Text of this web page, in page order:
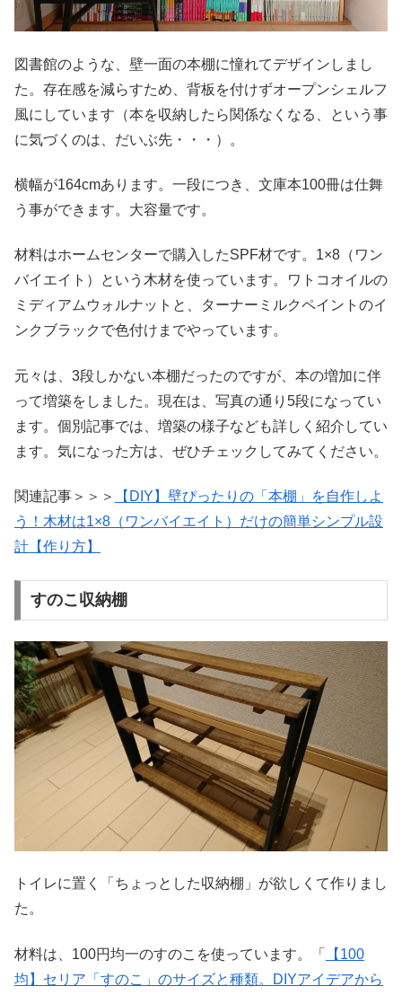
図書館のような、壁一面の本棚に憧れてデザインしまし
た。存在感を減らすため、背板を付けずオープンシェルフ
風にしています（本を収納したら関係なくなる、という事
に気づくのは、だいぶ先・・・）。
横幅が164cmあります。一段につき、文庫本100冊は仕舞
う事ができます。大容量です。
材料はホームセンターで購入したSPF材です。1×8（ワン
バイエイト）という木材を使っています。ワトコオイルの
ミディアムウォルナットと、ターナーミルクペイントのイ
ンクブラックで色付けまでやっています。
元々は、3段しかない本棚だったのですが、本の増加に伴
って増築をしました。現在は、写真の通り5段になってい
ます。個別記事では、増築の様子なども詳しく紹介してい
ます。気になった方は、ぜひチェックしてみてください。
関連記事＞＞＞
【DIY】壁ぴったりの「本棚」を自作しよ
う！木材は1×8（ワンバイエイト）だけの簡単シンプル設
計【作り方】
すのこ収納棚
トイレに置く「ちょっとした収納棚」が欲しくて作りまし
た。
材料は、100円均一のすのこを使っています。「
【100
均】セリア「すのこ」のサイズと種類。DIYアイデアから